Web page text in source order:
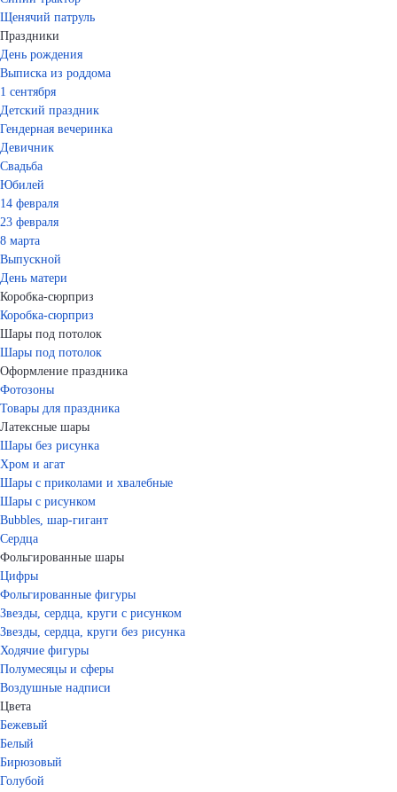
Щенячий патруль
Праздники
День рождения
Выписка из роддома
1 сентября
Детский праздник
Гендерная вечеринка
Девичник
Свадьба
Юбилей
14 февраля
23 февраля
8 марта
Выпускной
День матери
Коробка-сюрприз
Коробка-сюрприз
Шары под потолок
Шары под потолок
Оформление праздника
Фотозоны
Товары для праздника
Латексные шары
Шары без рисунка
Хром и агат
Шары с приколами и хвалебные
Шары с рисунком
Bubbles, шар-гигант
Сердца
Фольгированные шары
Цифры
Фольгированные фигуры
Звезды, сердца, круги с рисунком
Звезды, сердца, круги без рисунка
Ходячие фигуры
Полумесяцы и сферы
Воздушные надписи
Цвета
Бежевый
Белый
Бирюзовый
Голубой